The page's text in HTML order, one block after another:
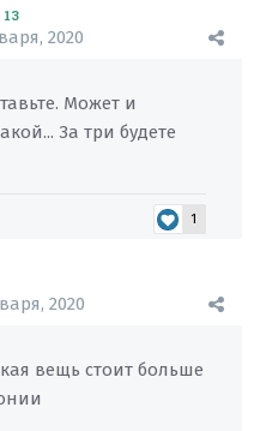
13
2020
Может и
За три будете
1
2020
вещь стоит больше